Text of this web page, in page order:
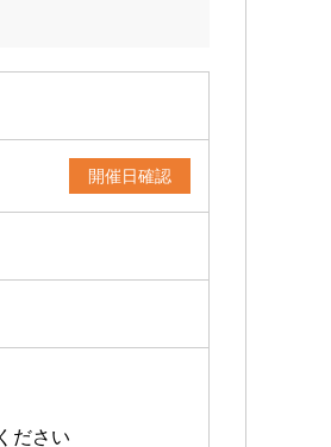
開催日確認
ださい